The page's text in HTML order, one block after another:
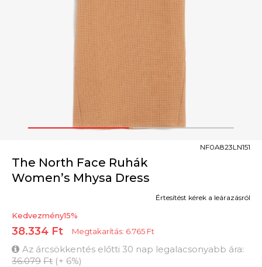
1 2
The North Face Ruhák
Women’s Mhysa Dress
NF0A823LN151
Kedvezmény15%
38.334 Ft Megtakarítás: 6.765 Ft
Az árcsökkentés előtti 30 nap legalacsonyabb ára:
36.079 Ft (+ 6%)
Értesítést kérek a leárazásról